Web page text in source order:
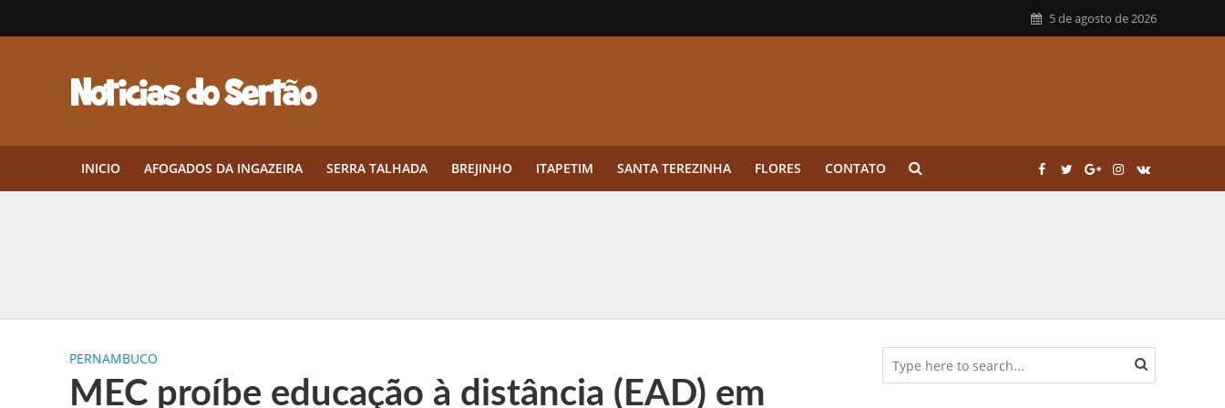
5 de agosto de 2026
INICIO AFOGADOS DA INGAZEIRA SERRA TALHADA BREJINHO ITAPETIM SANTA TEREZINHA FLORES CONTATO
Twin lança torneio semanal “Mestres das Rodadas” focado em multiplicadores
PERNAMBUCO
MEC proíbe educação à distância (EAD) em